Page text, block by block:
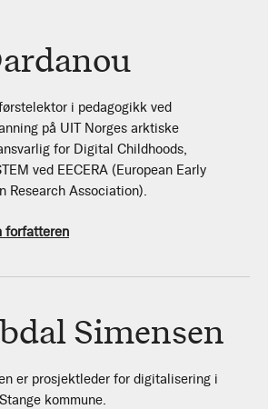
i pedagogikk ved
på UIT Norges arktiske
for Digital Childhoods,
ved EECERA (European Early
Research Association).
forfatteren
Simensen
er prosjektleder for digitalisering i
kommune.